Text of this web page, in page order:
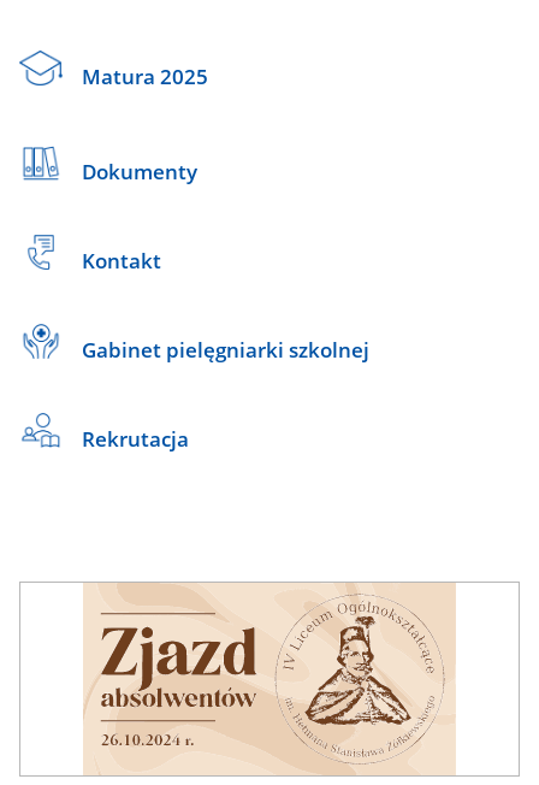
Matura 2025
Dokumenty
Kontakt
Gabinet pielęgniarki szkolnej
Rekrutacja